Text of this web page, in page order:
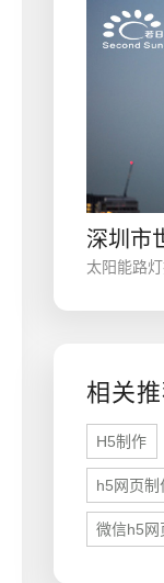
深圳市
太阳能路
相关
H5制作
h5网页制
微信h5网